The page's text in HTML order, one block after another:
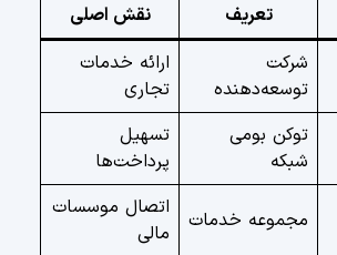
تعریف نقش اصلی
شرکت
توسعه‌دهنده
ارائه خدمات
تجاری
توکن بومی
شبکه
تسهیل
پرداخت‌ها
مجموعه خدمات
اتصال موسسات
مالی